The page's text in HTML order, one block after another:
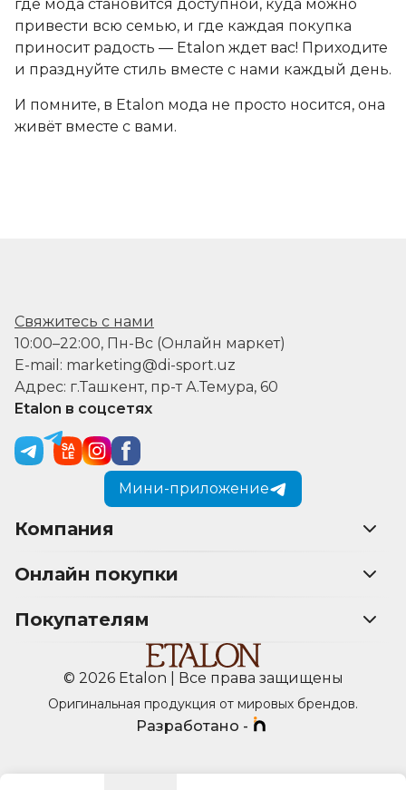
где мода становится доступной, куда можно
привести всю семью, и где каждая покупка
приносит радость — Etalon ждет вас! Приходите
и празднуйте стиль вместе с нами каждый день.
И помните, в Etalon мода не просто носится, она
живёт вместе с вами.
Свяжитесь с нами
10:00–22:00, Пн-Вс (Онлайн маркет)
E-mail: marketing@di-sport.uz
Адрес: г.Ташкент, пр-т А.Темура, 60
Etalon в соцсетях
Мини-приложение
Компания
Онлайн покупки
Покупателям
© 2026 Etalon | Все права защищены
Оригинальная продукция от мировых брендов.
Разработано -